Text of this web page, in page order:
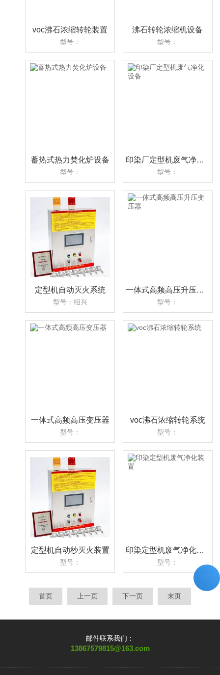
voc沸石浓缩转轮装置
型号：
沸石转轮浓缩机设备
型号：
蓄热式热力焚化炉设备
型号：
印染厂定型机废气净化设备
型号：
定型机自动灭火系统
型号：绍兴
一体式高频高压升压变压器
型号：
一体式高频高压变压器
型号：
voc沸石浓缩转轮系统
型号：
定型机自动秒灭火装置
型号：
印染定型机废气净化装置
型号：
首页 上一页 下一页 末页
邮件联系我们：
13867579815@163.com